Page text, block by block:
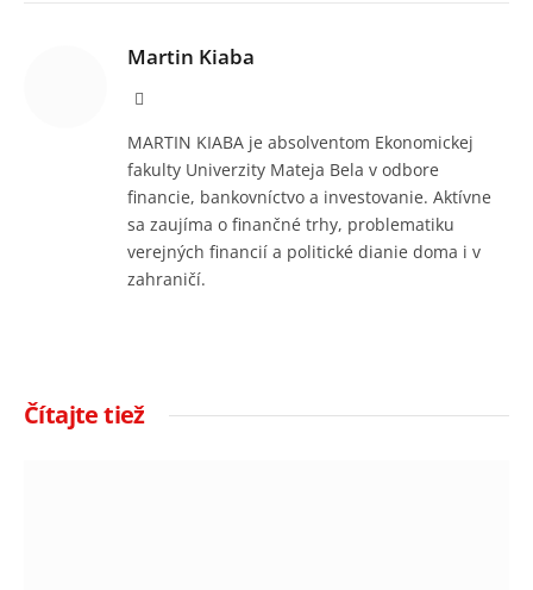
Martin Kiaba
MARTIN KIABA je absolventom Ekonomickej
fakulty Univerzity Mateja Bela v odbore
financie, bankovníctvo a investovanie. Aktívne
sa zaujíma o finančné trhy, problematiku
verejných financií a politické dianie doma i v
zahraničí.
Čítajte tiež